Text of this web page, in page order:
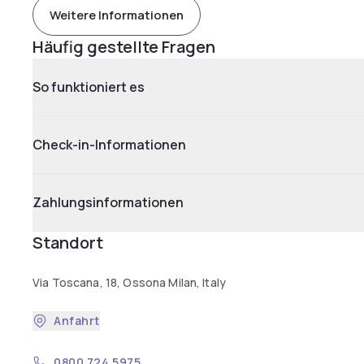
Weitere Informationen
Häufig gestellte Fragen
So funktioniert es
Check-in-Informationen
Zahlungsinformationen
Standort
Via Toscana, 18, Ossona Milan, Italy
Anfahrt